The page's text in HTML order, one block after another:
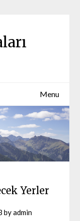
Menu
Yerler
byadmin